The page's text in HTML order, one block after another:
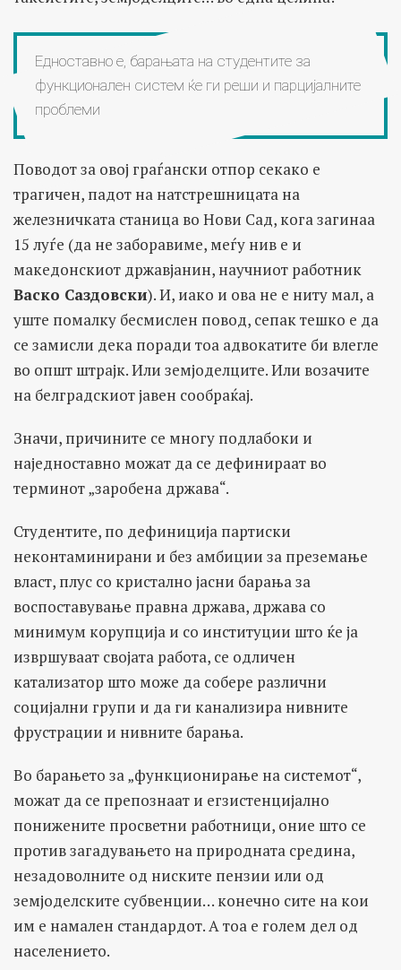
Едноставно е, барањата на студентите за
функционален систем ќе ги реши и парцијалните
проблеми
Поводот за овој граѓански отпор секако е
трагичен, падот на натстрешницата на
железничката станица во Нови Сад, кога загинаа
15 луѓе (да не заборавиме, меѓу нив е и
македонскиот државјанин, научниот работник
Васко Саздовски). И, иако и ова не е ниту мал, а
уште помалку бесмислен повод, сепак тешко е да
се замисли дека поради тоа адвокатите би влегле
во општ штрајк. Или земјоделците. Или возачите
на белградскиот јавен сообраќај.
Значи, причините се многу подлабоки и
наједноставно можат да се дефинираат во
терминот „заробена држава“.
Студентите, по дефиниција партиски
неконтаминирани и без амбиции за преземање
власт, плус со кристално јасни барања за
воспоставување правна држава, држава со
минимум корупција и со институции што ќе ја
извршуваат својата работа, се одличен
катализатор што може да собере различни
социјални групи и да ги канализира нивните
фрустрации и нивните барања.
Во барањето за „функционирање на системот“,
можат да се препознаат и егзистенцијално
понижените просветни работници, оние што се
против загадувањето на природната средина,
незадоволните од ниските пензии или од
земјоделските субвенции… конечно сите на кои
им е намален стандардот. А тоа е голем дел од
населението.